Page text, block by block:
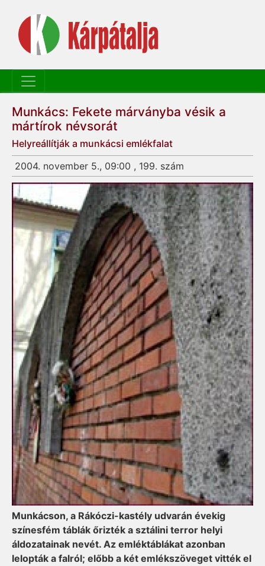
Munkács: Fekete márványba vésik a
mártírok névsorát
Helyreállítják a munkácsi emlékfalat
2004. november 5., 09:00 , 199. szám
Munkácson, a Rákóczi-kastély udvarán évekig
színesfém táblák őrizték a sztálini terror helyi
áldozatainak nevét. Az emléktáblákat azonban
lelopták a falról; előbb a két emlékszöveget vitték el